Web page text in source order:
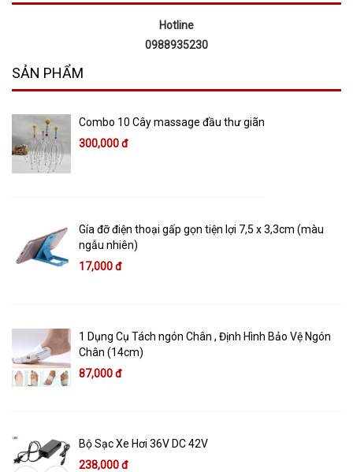
Hotline
0988935230
SẢN PHẨM
Combo 10 Cây massage đầu thư giãn
300,000 đ
Gía đỡ điện thoại gấp gọn tiện lợi 7,5 x 3,3cm (màu
ngẫu nhiên)
17,000 đ
1 Dụng Cụ Tách ngón Chân , Định Hình Bảo Vệ Ngón
Chân (14cm)
87,000 đ
Bộ Sạc Xe Hơi 36V DC 42V
238,000 đ